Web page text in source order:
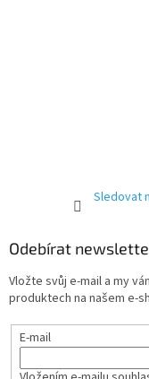
Sledovat
Odebírat
Vložte svůj e-mail a my
produktech na našem e-
E-mail